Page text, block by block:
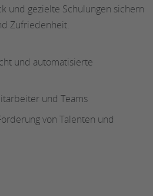
und gezielte Schulungen sichern
Zufriedenheit.
und automatisierte
und Teams
von Talenten und